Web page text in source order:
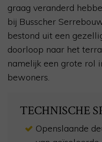
graag veranderd
bij Busscher
bestond uit een
doorloop naar het
namelijk een grote rol
bewoners.
TECHNISCHE
Openslaande